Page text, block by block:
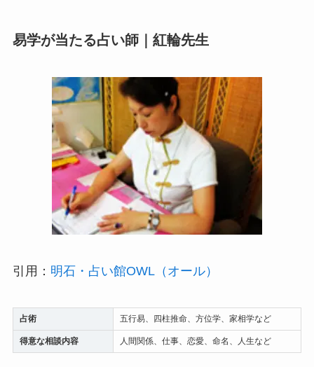
易学が当たる占い師｜紅輪先生
引用： 明石・占い館OWL（オール）
占術 五行易、四柱推命、方位学、家相学など
得意な相談内容 人間関係、仕事、恋愛、命名、人生など